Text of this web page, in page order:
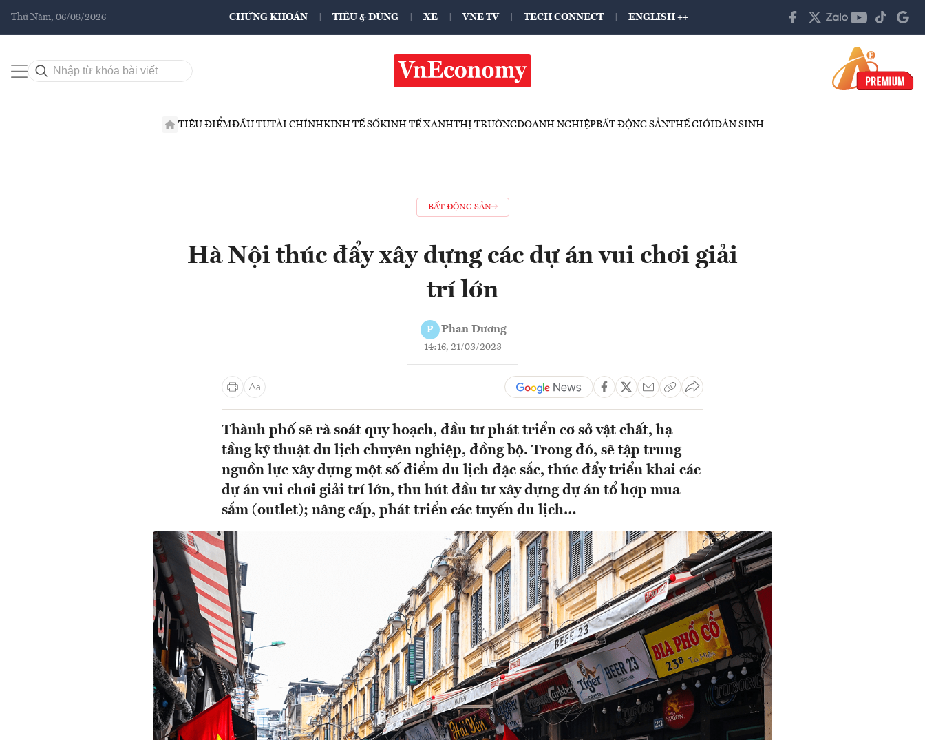
Thứ Năm, 06/08/2026 CHỨNG KHOÁN TIÊU & DÙNG XE VNE TV TECH CONNECT ENGLISH ++
TIÊU ĐIỂMĐẦU TƯTÀI CHÍNHKINH TẾ SỐKINH TẾ XANHTHỊ TRƯỜNGDOANH NGHIỆPBẤT ĐỘNG SẢNTHẾ GIỚIDÂN SINH
BẤT ĐỘNG SẢN
Hà Nội thúc đẩy xây dựng các dự án vui chơi giải
trí lớn
P Phan Dương
14:16, 21/03/2023
Thành phố sẽ rà soát quy hoạch, đầu tư phát triển cơ sở vật chất, hạ
tầng kỹ thuật du lịch chuyên nghiệp, đồng bộ. Trong đó, sẽ tập trung
nguồn lực xây dựng một số điểm du lịch đặc sắc, thúc đẩy triển khai các
dự án vui chơi giải trí lớn, thu hút đầu tư xây dựng dự án tổ hợp mua
sắm (outlet); nâng cấp, phát triển các tuyến du lịch…